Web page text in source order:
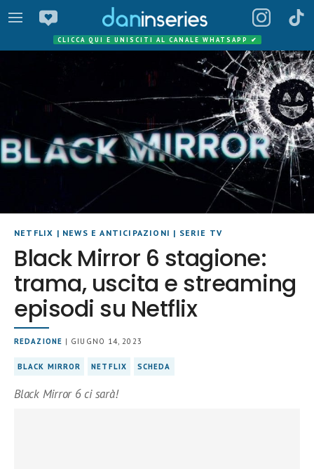
CLICCA QUI E UNISCITI AL CANALE WHATSAPP ✔
NETFLIX | NEWS E ANTICIPAZIONI | SERIE TV
Black Mirror 6 stagione:
trama, uscita e streaming
episodi su Netflix
REDAZIONE | GIUGNO 14, 2023
BLACK MIRROR NETFLIX SCHEDA
Black Mirror 6 ci sarà!